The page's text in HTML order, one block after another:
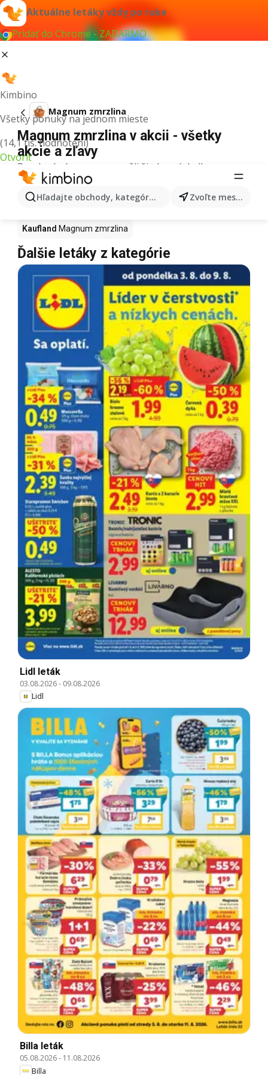
Aktuálne letáky vždy po ruke
Pridať do Chrome - ZADARMO
Kimbino
Všetky ponuky na jednom mieste
(14,1 tis. hodnotení)
Otvoriť
Hľadajte obchody, kategórie, produkty... Zvoľte mesto
Magnum zmrzlina
Magnum zmrzlina v akcii - všetky
akcie a zľavy
Pre daný výraz sme nenašli žiadne výsledky.
Magnum zmrzlina v akcii - Kde kúpiť?
Tesco Magnum zmrzlina Lidl Magnum zmrzlina
Kaufland Magnum zmrzlina
Ďalšie letáky z kategórie
Lidl leták
03.08.2026- 09.08.2026
Lidl
Billa leták
05.08.2026- 11.08.2026
Billa